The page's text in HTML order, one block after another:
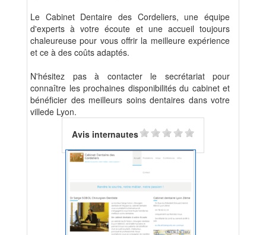
Le Cabinet Dentaire des Cordeliers, une équipe
d'experts à votre écoute et une accueil toujours
chaleureuse pour vous offrir la meilleure expérience
et ce à des coûts adaptés.
N'hésitez pas à contacter le secrétariat pour
connaître les prochaines disponibilités du cabinet et
bénéficier des meilleurs soins dentaires dans votre
villede Lyon.
Avis internautes